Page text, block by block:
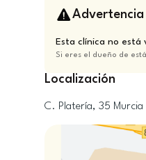
Advertencia
Esta clínica no está
Si eres el dueño de
Localización
C. Platería, 35 Murcia